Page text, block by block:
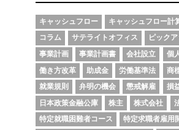
キャッシュフロー
キャッシュフロー計
コラム
サテライトオフィス
ピック
事業計画
事業計画書 会社設立
個
働き方改革
助成金 労働基準法 商
就業規則
弁明の機会 懲戒解雇
損
日本政策金融公庫
株主 株式会社
特定就職困難者コース
特定求職者雇用